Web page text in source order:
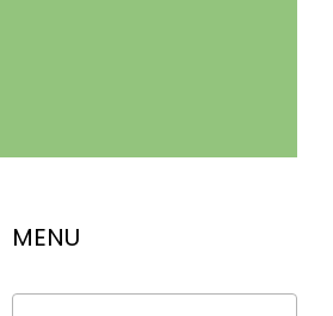
MENU